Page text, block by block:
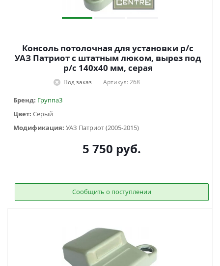
Консоль потолочная для установки р/c
УАЗ Патриот с штатным люком, вырез под
р/c 140х40 мм, серая
Под заказ Артикул: 268
Бренд: Группа3
Цвет: Серый
Модификация: УАЗ Патриот (2005-2015)
5 750 руб.
Сообщить о поступлении